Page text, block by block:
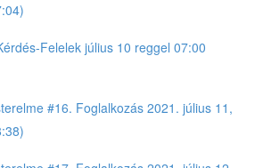
Felelek július 10 reggel 07:00
#16. Foglalkozás 2021. július 11,